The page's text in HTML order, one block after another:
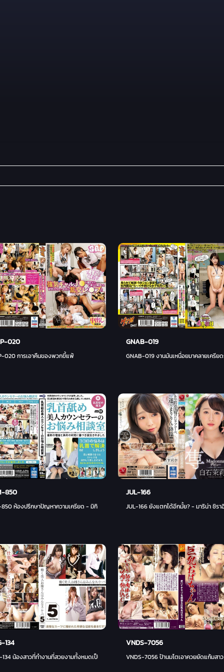
020
020 การเอาคืนของพวกขี้แพ้
GNAB-019
GNAB-019 งานมันเหนื่อยมาคลายเครีย
850
ห้องปรึกษาปัญหาความเครียด - มิกิ มัตสึซากะ
JUL-166
JUL-166 ยังแตกได้อีกมั้ย? - มาริน่า ชิรา
134
134 น้องสาวที่ทำงานที่สวยงามทั้งหมดเป็น su-ke-be - Yua Kisaki (แอนนา นางาซาว่า, ริกะ มิ
VNDS-7056
VNDS-7056 ป้านมโตเอาควยยัดแก้มสาว